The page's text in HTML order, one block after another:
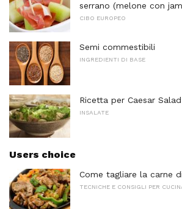
serrano (melone con
CIBO EUROPEO
Semi commestibili
INGREDIENTI DI BASE
Ricetta per Caesar Salad
INSALATE
Users choice
Come tagliare la carne
TECNICHE E CONSIGLI PER